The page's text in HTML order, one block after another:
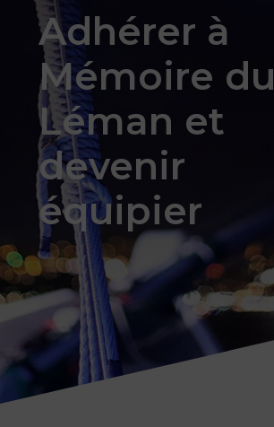
Adhérer à
Mémoire du
Léman et
devenir
équipier